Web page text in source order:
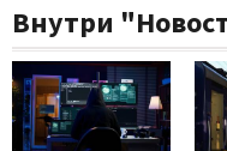
Внутри